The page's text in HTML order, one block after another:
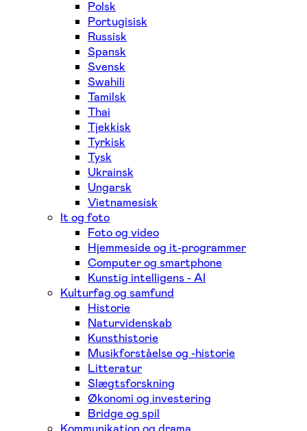
Polsk
Portugisisk
Russisk
Spansk
Svensk
Swahili
Tamilsk
Thai
Tjekkisk
Tyrkisk
Tysk
Ukrainsk
Ungarsk
Vietnamesisk
It og foto
Foto og video
Hjemmeside og it-programmer
Computer og smartphone
Kunstig intelligens - AI
Kulturfag og samfund
Historie
Naturvidenskab
Kunsthistorie
Musikforståelse og -historie
Litteratur
Slægtsforskning
Økonomi og investering
Bridge og spil